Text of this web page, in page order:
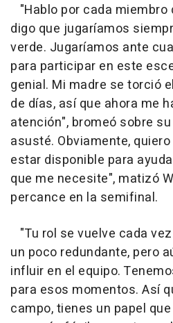
"Hablo por cada
digo que jugaríamos
verde. Jugaríamos ante
para participar en este
genial. Mi madre se torció
de días, así que ahora me
atención", bromeó sobre
asusté. Obviamente,
estar disponible para
que me necesite", matizó
percance en la semifinal.
"Tu rol se vuelve cada
un poco redundante, pero
influir en el equipo.
para esos momentos. Así
campo, tienes un papel